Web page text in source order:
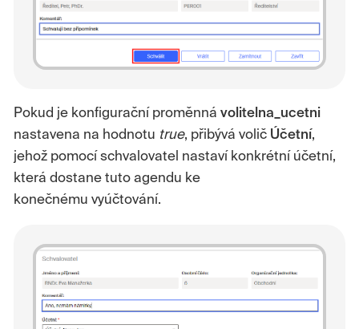
Pokud je konfigurační proměnná volitelna_ucetni
nastavena na hodnotu true, přibývá volič Účetní,
jehož pomocí schvalovatel nastaví konkrétní účetní,
která dostane tuto agendu ke
konečnému vyúčtování.